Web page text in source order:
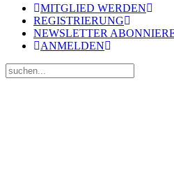
MITGLIED WERDEN
REGISTRIERUNG
NEWSLETTER
ANMELDEN